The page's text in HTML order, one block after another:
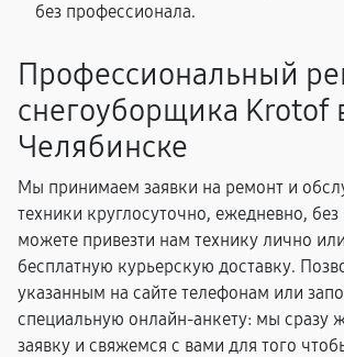
без профессионала.
Профессиональный
снегоуборщика Krotof
Челябинске
Мы принимаем заявки на ремонт и
техники круглосуточно, ежедневно,
можете привезти нам технику лично
бесплатную курьерскую доставку.
указанным на сайте телефонам или
специальную онлайн-анкету: мы сразу
заявку и свяжемся с вами для того